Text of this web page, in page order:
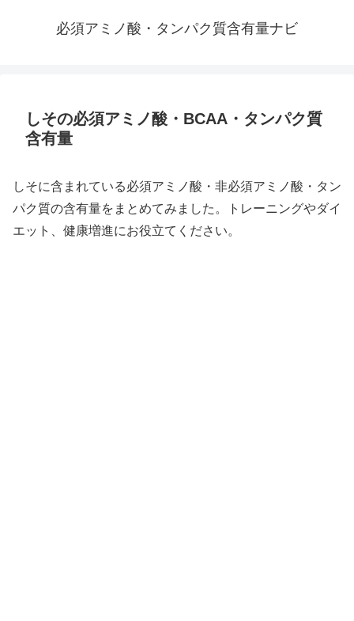
必須アミノ酸・タンパク質含有量ナビ
しその必須アミノ酸・BCAA・タンパク質
含有量
しそに含まれている必須アミノ酸・非必須アミノ酸・タン
パク質の含有量をまとめてみました。トレーニングやダイ
エット、健康増進にお役立てください。